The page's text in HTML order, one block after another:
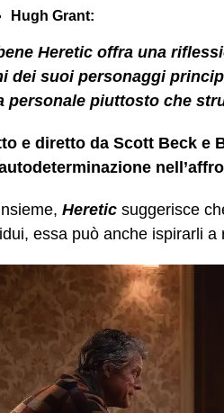
Hugh Grant:
Heretic offra una
dei suoi personaggi
personale piuttosto che
e diretto da Scott Beck e
Heretic suggerisce
essa può anche ispirarli a